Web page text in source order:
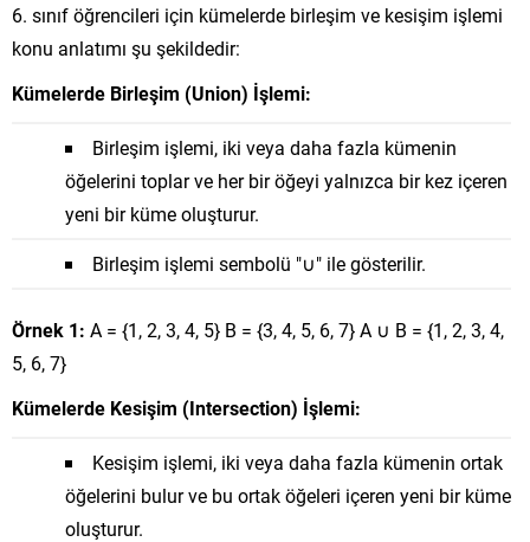
6. sınıf öğrencileri için kümelerde birleşim ve kesişim işlemi
konu anlatımı şu şekildedir:
Kümelerde Birleşim (Union) İşlemi:
Birleşim işlemi, iki veya daha fazla kümenin
öğelerini toplar ve her bir öğeyi yalnızca bir kez içeren
yeni bir küme oluşturur.
Birleşim işlemi sembolü "∪" ile gösterilir.
Örnek 1: A = {1, 2, 3, 4, 5} B = {3, 4, 5, 6, 7} A ∪ B = {1, 2, 3, 4,
5, 6, 7}
Kümelerde Kesişim (Intersection) İşlemi:
Kesişim işlemi, iki veya daha fazla kümenin ortak
öğelerini bulur ve bu ortak öğeleri içeren yeni bir küme
oluşturur.